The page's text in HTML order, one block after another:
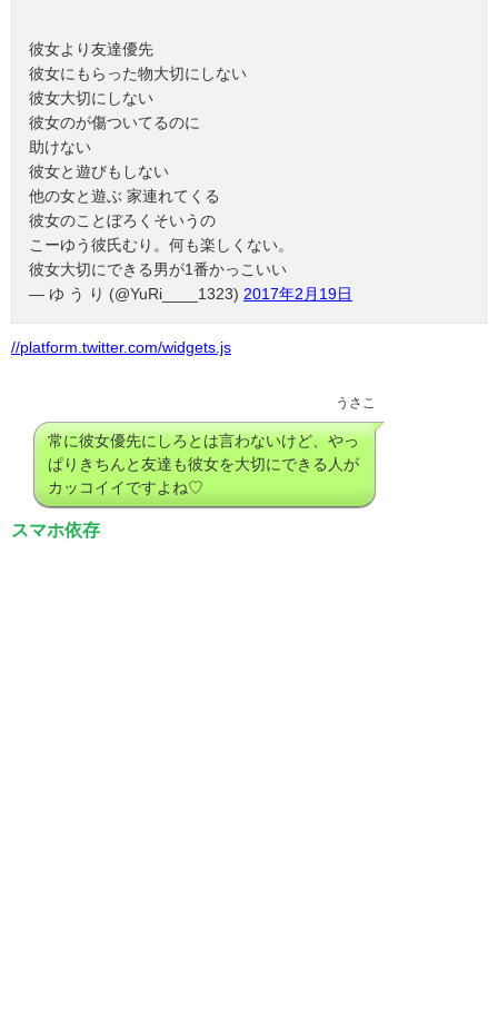
彼女より友達優先
彼女にもらった物大切にしない
彼女大切にしない
彼女のが傷ついてるのに
助けない
彼女と遊びもしない
他の女と遊ぶ 家連れてくる
彼女のことぼろくそいうの
こーゆう彼氏むり。何も楽しくない。
彼女大切にできる男が1番かっこいい
— ゆ う り (@YuRi____1323) 2017年2月19日
//platform.twitter.com/widgets.js
うさこ
常に彼女優先にしろとは言わないけど、やっ
ぱりきちんと友達も彼女を大切にできる人が
カッコイイですよね♡
スマホ依存